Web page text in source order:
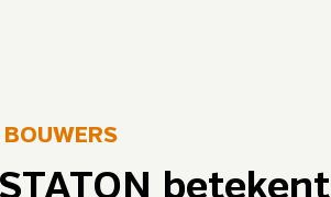
BOUWERS
betekent